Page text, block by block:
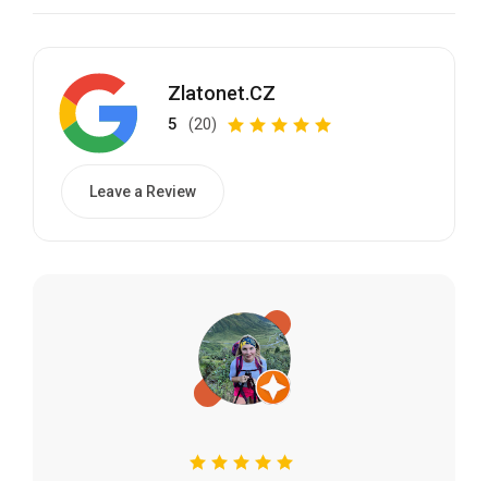
Zlatonet.CZ
5 (20)
Leave a Review